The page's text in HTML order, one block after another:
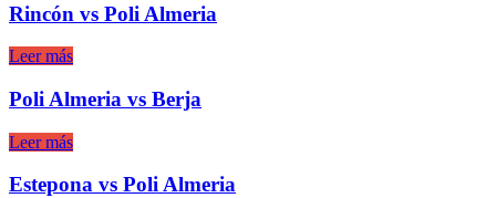
Rincón vs Poli Almeria
Leer más
Poli Almeria vs Berja
Leer más
Estepona vs Poli Almeria